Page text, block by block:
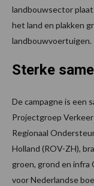
landbouwsector
het land en plakken
landbouwvoertuigen.
Sterke
De campagne is een
Projectgroep
Regionaal
Holland (ROV-ZH),
groen, grond en infra
voor Nederlandse